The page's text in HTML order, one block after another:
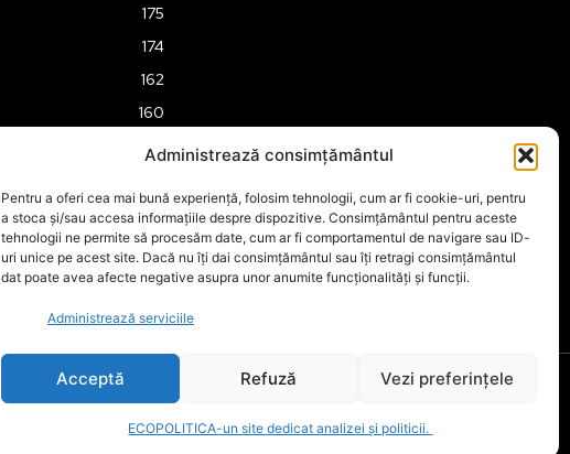
Administrează consimțământul
Pentru a oferi cea mai bună experiență, folosim tehnologii, cum ar fi cookie-uri, pentru
a stoca și/sau accesa informațiile despre dispozitive. Consimțământul pentru aceste
tehnologii ne permite să procesăm date, cum ar fi comportamentul de navigare sau ID-
uri unice pe acest site. Dacă nu îți dai consimțământul sau îți retragi consimțământul
dat poate avea afecte negative asupra unor anumite funcționalități și funcții.
Administrează serviciile
Acceptă Refuză Vezi preferințele
ECOPOLITICA-un site dedicat analizei și politicii.
175
174
162
160
158
151
149